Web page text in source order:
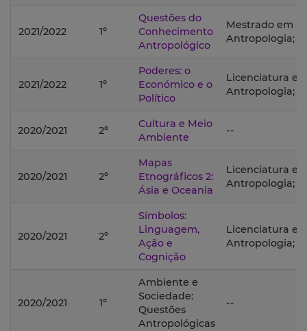
2021/2022 1º
Questões do
Conhecimento
Antropológico
Mestrado em
Antropologia;
2021/2022 1º
Poderes: o
Económico e o
Político
Licenciatura
Antropologia;
2020/2021 2º
Cultura e Meio
Ambiente
--
2020/2021 2º
Mapas
Etnográficos 2:
Ásia e Oceania
Licenciatura
Antropologia;
2020/2021 2º
Símbolos:
Linguagem,
Ação e
Cognição
Licenciatura
Antropologia;
2020/2021 1º
Ambiente e
Sociedade:
Questões
Antropológicas
--